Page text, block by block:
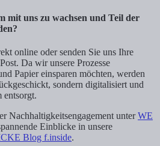
mit uns zu wachsen und Teil der
online oder senden Sie uns Ihre
Da wir unsere Prozesse
Papier einsparen möchten, werden
sondern digitalisiert und
entsorgt.
Nachhaltigkeitsengagement unterWE
Einblicke in unsere
Blog f.inside.